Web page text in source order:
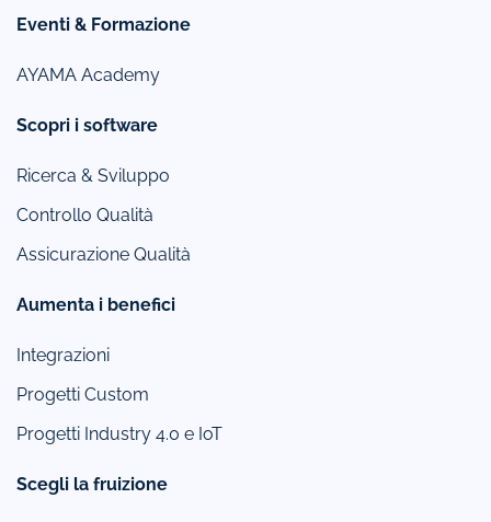
Eventi & Formazione
AYAMA Academy
Scopri i software
Ricerca & Sviluppo
Controllo Qualità
Assicurazione Qualità
Aumenta i benefici
Integrazioni
Progetti Custom
Progetti Industry 4.0 e IoT
Scegli la fruizione